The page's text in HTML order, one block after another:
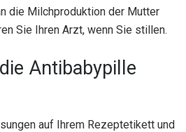
die Milchproduktion der Mutter
Sie Ihren Arzt, wenn Sie stillen.
Antibabypille
auf Ihrem Rezeptetikett und